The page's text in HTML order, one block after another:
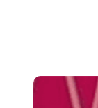
Image